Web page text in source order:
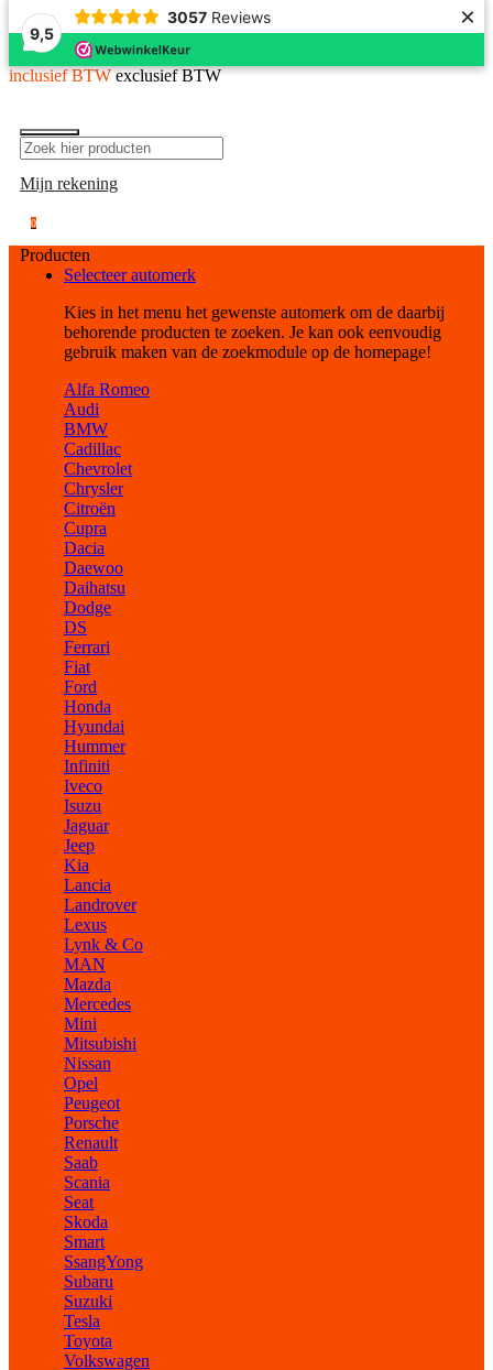
9,5
3057 Reviews ×
inclusief BTW exclusief BTW
Mijn rekening
0
Producten
Selecteer automerk
Kies in het menu het gewenste automerk om de daarbij
behorende producten te zoeken. Je kan ook eenvoudig
gebruik maken van de zoekmodule op de homepage!
Alfa Romeo
Audi
BMW
Cadillac
Chevrolet
Chrysler
Citroën
Cupra
Dacia
Daewoo
Daihatsu
Dodge
DS
Ferrari
Fiat
Ford
Honda
Hyundai
Hummer
Infiniti
Iveco
Isuzu
Jaguar
Jeep
Kia
Lancia
Landrover
Lexus
Lynk & Co
MAN
Mazda
Mercedes
Mini
Mitsubishi
Nissan
Opel
Peugeot
Porsche
Renault
Saab
Scania
Seat
Skoda
Smart
SsangYong
Subaru
Suzuki
Tesla
Toyota
Volkswagen